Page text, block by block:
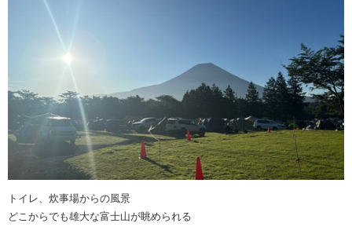
トイレ、炊事場からの風景
どこからでも雄大な富士山が眺められる